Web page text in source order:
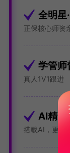
全明星
正保核心师资
学管师
真人1V1跟进
AI精准
搭载AI，更提